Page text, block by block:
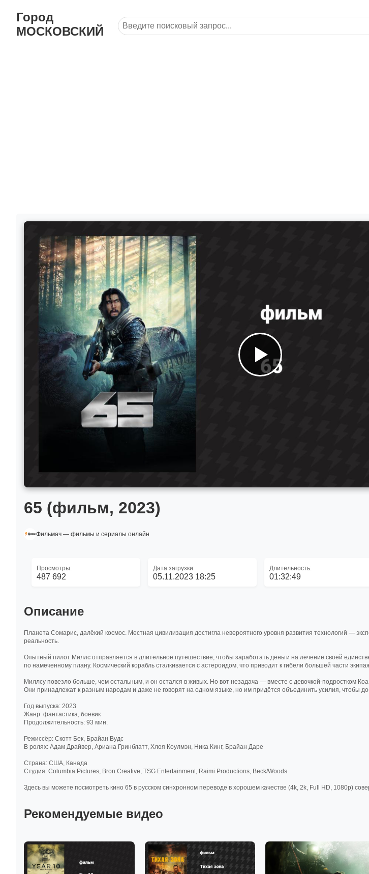
Город
МОСКОВСКИЙ
65 (фильм, 2023)
Фильмач — фильмы и сериалы онлайн
Просмотры:
487 692
Дата загрузки:
05.11.2023 18:25
Длительность:
01:32:49
Описание
Планета Сомарис, далёкий космос. Местная цивилизация достигла невероятного уровня развития технологий —
реальность.
Опытный пилот Миллс отправляется в длительное путешествие, чтобы заработать деньги на лечение своей
по намеченному плану. Космический корабль сталкивается с астероидом, что приводит к гибели большей части
Миллсу повезло больше, чем остальным, и он остался в живых. Но вот незадача — вместе с девочкой-подростком
Они принадлежат к разным народам и даже не говорят на одном языке, но им придётся объединить усилия, чтобы
Год выпуска: 2023
Жанр: фантастика, боевик
Продолжительность: 93 мин.
Режиссёр: Скотт Бек, Брайан Вудс
В ролях: Адам Драйвер, Ариана Гринблатт, Хлоя Коулмэн, Ника Кинг, Брайан Даре
Cтрана: США, Канада
Cтудия: Columbia Pictures, Bron Creative, TSG Entertainment, Raimi Productions, Beck/Woods
Здесь вы можете посмотреть кино 65 в русском синхронном переводе в хорошем качестве (4k, 2k, Full HD, 1080p)
Рекомендуемые видео